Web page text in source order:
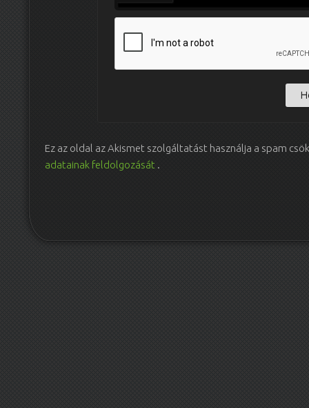
Ez az oldal az Akismet szolgáltatást használja a spam
adatainak feldolgozását .